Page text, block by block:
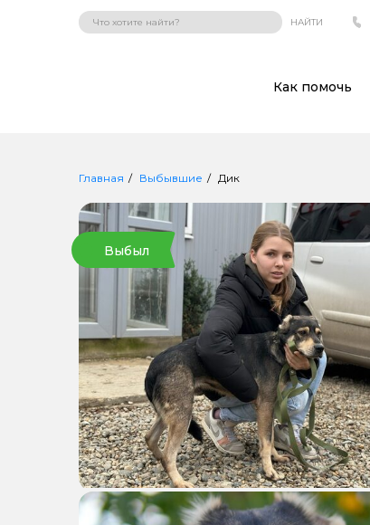
НАЙТИ
Как помочь
Главная Выбывшие Дик
Выбыл